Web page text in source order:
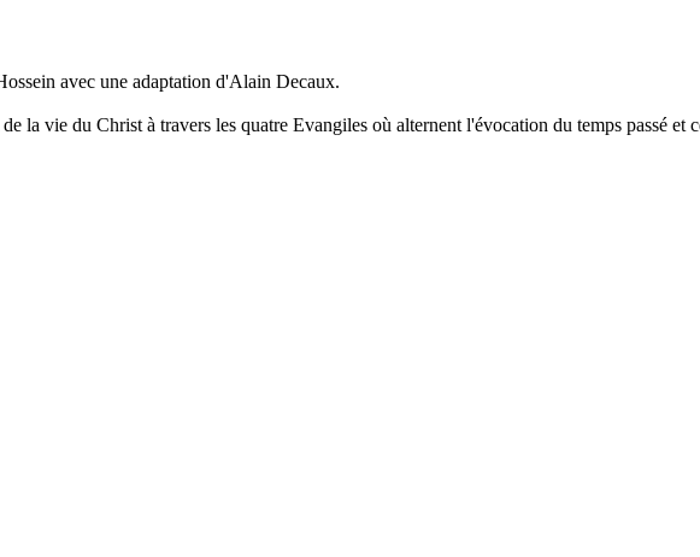
avec une adaptation d'Alain Decaux.
la vie du Christ à travers les quatre Evangiles où alternent l'évocation du temps passé